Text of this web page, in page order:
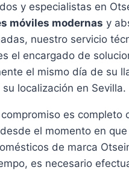
y especialistas en
móviles modernas y
nuestro servicio
el encargado de
el mismo día de su
su localización en Sevilla.
es completo
el momento en
de marca
es necesario